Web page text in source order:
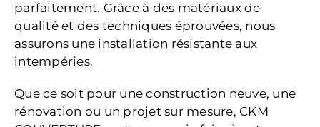
parfaitement. Grâce à des matériaux de
qualité et des techniques éprouvées, nous
assurons une installation résistante aux
intempéries.
Que ce soit pour une construction neuve, une
rénovation ou un projet sur mesure, CKM